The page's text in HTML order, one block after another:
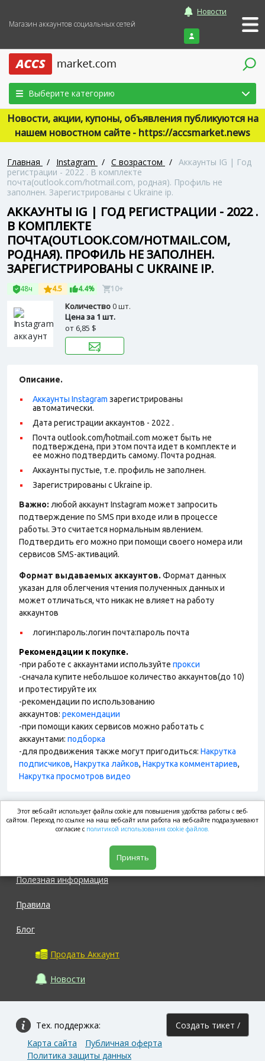
Магазин аккаунтов социальных сетей
Новости
Войти
Выберите категорию
Новости, акции, купоны, объявления публикуются на
нашем новостном сайте - https://accsmarket.news
Главная / Instagram / С возрастом / Аккаунты IG | Год
регистрации - 2022 . В комплекте
почта(outlook.com/hotmail.com, родная). Профиль не
заполнен. Зарегистрированы с Ukraine ip.
АККАУНТЫ IG | ГОД РЕГИСТРАЦИИ - 2022 .
В КОМПЛЕКТЕ
ПОЧТА(OUTLOOK.COM/HOTMAIL.COM,
РОДНАЯ). ПРОФИЛЬ НЕ ЗАПОЛНЕН.
ЗАРЕГИСТРИРОВАНЫ С UKRAINE IP.
48ч 4.5 4.4% 10+
Количество0 шт.
Цена за 1 шт.
от 6,85 $
Описание.
Аккаунты Instagram зарегистрированы
автоматически.
Дата регистрации аккаунтов - 2022 .
Почта outlook.com/hotmail.com может быть не
подтверждена, при этом почта идет в комплекте и
ее можно подтвердить самому. Почта родная.
Аккаунты пустые, т.е. профиль не заполнен.
Зарегистрированы с Ukraine ip.
Важно: любой аккаунт Instagram может запросить
подтверждение по SMS при входе или в процессе
работы. Это считается нормальным явлением.
Подтвердить его можно при помощи своего номера или
сервисов SMS-активаций.
Формат выдаваемых аккаунтов. Формат данных
указан для облегчения чтения полученных данных и
может отличаться, что никак не влияет на работу
аккаунтов
логин:пароль:логин почта:пароль почта
Рекомендации к покупке.
-при работе с аккаунтами используйте прокси
-сначала купите небольшое количество аккаунтов(до 10)
и протестируйте их
-рекомендации по использованию
аккаунтов: рекомендации
-при помощи каких сервисов можно работать с
аккаунтами: подборка
-для продвижения также могут пригодиться: Накрутка
подписчиков, Накрутка лайков, Накрутка комментариев,
Накрутка просмотров видео
market.com
Полезная информация
Правила
Блог
Продать Аккаунт
Новости
Тех. поддержка: Создать тикет /
Карта сайта
Публичная оферта
Политика защиты данных
Этот веб-сайт использует файлы cookie для повышения удобства работы с веб-
сайтом. Переход по ссылке на наш веб-сайт или работа на веб-сайте подразумевают
согласие с политикой использования cookie файлов.
Принять